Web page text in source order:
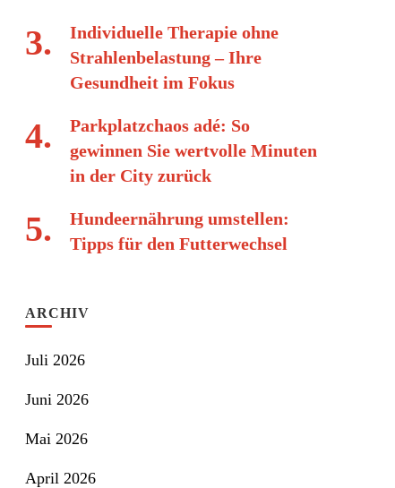
Individuelle Therapie ohne
Strahlenbelastung – Ihre
Gesundheit im Fokus
Parkplatzchaos adé: So
gewinnen Sie wertvolle Minuten
in der City zurück
Hundeernährung umstellen:
Tipps für den Futterwechsel
ARCHIV
Juli 2026
Juni 2026
Mai 2026
April 2026